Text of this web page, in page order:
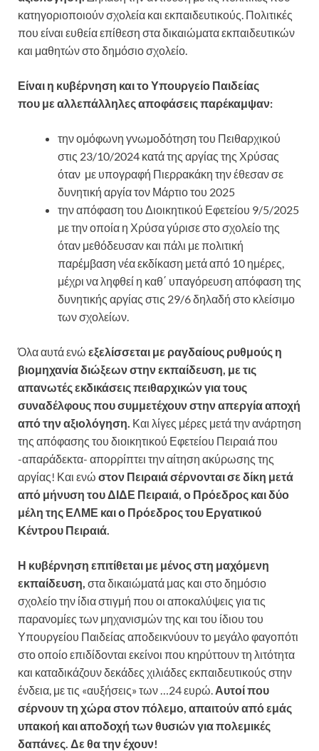
κατηγοριοποιούν σχολεία και εκπαιδευτικούς. Πολιτικές
που είναι ευθεία επίθεση στα δικαιώματα εκπαιδευτικών
και μαθητών στο δημόσιο σχολείο.
Είναι η κυβέρνηση και το Υπουργείο Παιδείας
που με αλλεπάλληλες αποφάσεις παρέκαμψαν:
την ομόφωνη γνωμοδότηση του Πειθαρχικού
στις 23/10/2024 κατά της αργίας της Χρύσας
όταν με υπογραφή Πιερρακάκη την έθεσαν σε
δυνητική αργία τον Μάρτιο του 2025
την απόφαση του Διοικητικού Εφετείου 9/5/2025
με την οποία η Χρύσα γύρισε στο σχολείο της
όταν μεθόδευσαν και πάλι με πολιτική
παρέμβαση νέα εκδίκαση μετά από 10 ημέρες,
μέχρι να ληφθεί η καθ΄ υπαγόρευση απόφαση της
δυνητικής αργίας στις 29/6 δηλαδή στο κλείσιμο
των σχολείων.
Όλα αυτά ενώ εξελίσσεται με ραγδαίους ρυθμούς η
βιομηχανία διώξεων στην εκπαίδευση, με τις
απανωτές εκδικάσεις πειθαρχικών για τους
συναδέλφους που συμμετέχουν στην απεργία αποχή
από την αξιολόγηση. Και λίγες μέρες μετά την ανάρτηση
της απόφασης του διοικητικού Εφετείου Πειραιά που
-απαράδεκτα- απορρίπτει την αίτηση ακύρωσης της
αργίας! Και ενώ στον Πειραιά σέρνονται σε δίκη μετά
από μήνυση του ΔΙΔΕ Πειραιά, ο Πρόεδρος και δύο
μέλη της ΕΛΜΕ και ο Πρόεδρος του Εργατικού
Κέντρου Πειραιά.
Η κυβέρνηση επιτίθεται με μένος στη μαχόμενη
εκπαίδευση, στα δικαιώματά μας και στο δημόσιο
σχολείο την ίδια στιγμή που οι αποκαλύψεις για τις
παρανομίες των μηχανισμών της και του ίδιου του
Υπουργείου Παιδείας αποδεικνύουν το μεγάλο φαγοπότι
στο οποίο επιδίδονται εκείνοι που κηρύττουν τη λιτότητα
και καταδικάζουν δεκάδες χιλιάδες εκπαιδευτικούς στην
ένδεια, με τις «αυξήσεις» των …24 ευρώ. Αυτοί που
σέρνουν τη χώρα στον πόλεμο, απαιτούν από εμάς
υπακοή και αποδοχή των θυσιών για πολεμικές
δαπάνες. Δε θα την έχουν!